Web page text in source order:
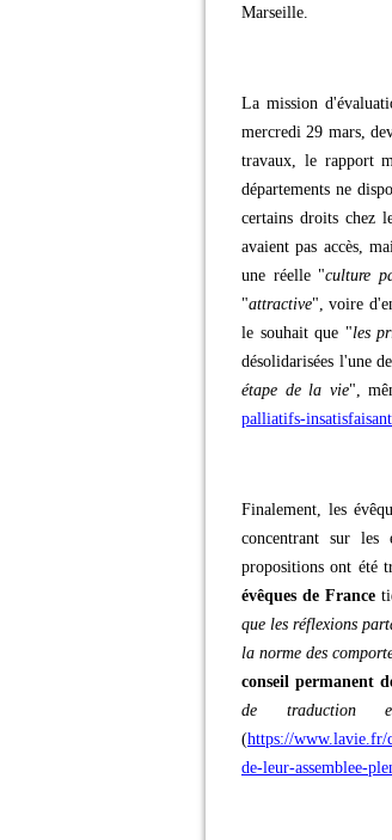
Marseille.
La mission
mercredi 29 mars,
travaux, le rapport
départements ne
certains droits chez
avaient pas accès,
une réelle "culture
"attractive", voire
le souhait que "les
désolidarisées l'une
étape de la vie",
palliatifs-
Finalement, les
concentrant sur les
propositions ont été
évêques de France
que les réflexions
la norme des
conseil permanent
de traduction
(https://www.lavie.fr/
de-leur-assemblee-